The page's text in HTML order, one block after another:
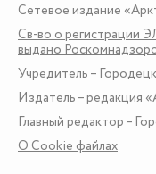
Сетевое издание
Св-во о регистрации
выдано
Учредитель –
Издатель – редакция
Главный редактор –
О Сookie файлах